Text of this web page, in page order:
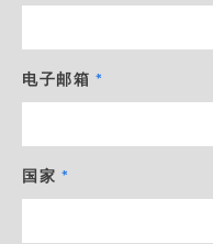
电子邮箱
国家